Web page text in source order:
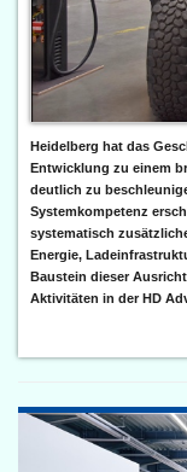
Heidelberg hat das
Entwicklung zu einem
deutlich zu
Systemkompetenz
systematisch
Energie,
Baustein dieser
Aktivitäten in der HD